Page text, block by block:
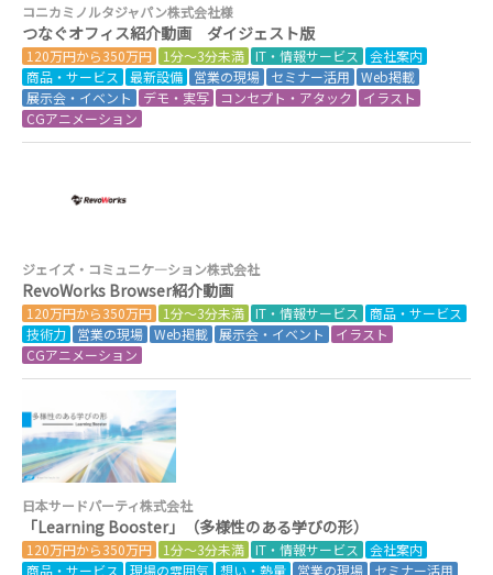
コニカミノルタジャパン株式会社様
つなぐオフィス紹介動画 ダイジェスト版
120万円から350万円 1分～3分未満 IT・情報サービス
会社案内
商品・サービス
最新設備 営業の現場 セミナー活用
Web掲載
展示会・イベント
デモ・実写 コンセプト・アタック
イラスト
CGアニメーション
ジェイズ・コミュニケ―ション株式会社
RevoWorks Browser紹介動画
120万円から350万円 1分～3分未満 IT・情報サービス
商品・サービス
技術力
営業の現場 Web掲載 展示会・イベント
イラスト
CGアニメーション
日本サードパーティ株式会社
「Learning Booster」（多様性のある学びの形）
120万円から350万円 1分～3分未満 IT・情報サービス
会社案内
商品・サービス
現場の雰囲気 想い・熱量 営業の現場 セミナー活用